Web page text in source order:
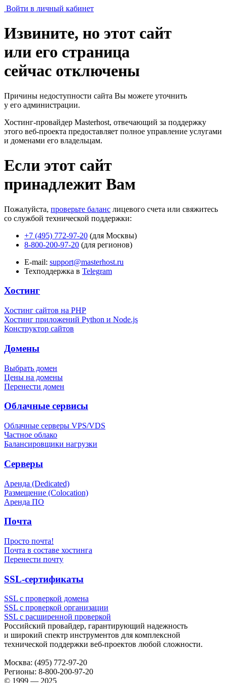
Войти в личный кабинет
Извините, но этот сайт
или его страница
сейчас отключены
Причины недоступности сайта Вы можете уточнить
у его администрации.
Хостинг-провайдер Masterhost, отвечающий за поддержку
этого веб-проекта предоставляет полное управление услугами
и доменами его владельцам.
Если этот сайт
принадлежит Вам
Пожалуйста, проверьте баланс лицевого счета или свяжитесь
со службой технической поддержки:
+7 (495) 772-97-20 (для Москвы)
8-800-200-97-20 (для регионов)
E-mail: support@masterhost.ru
Техподдержка в Telegram
Хостинг
Хостинг сайтов на PHP
Хостинг приложений Python и Node.js
Конструктор сайтов
Домены
Выбрать домен
Цены на домены
Перенести домен
Облачные сервисы
Облачные серверы VPS/VDS
Частное облако
Балансировщики нагрузки
Серверы
Аренда (Dedicated)
Размещение (Colocation)
Аренда ПО
Почта
Просто почта!
Почта в составе хостинга
Перенести почту
SSL-сертификаты
SSL с проверкой домена
SSL с проверкой организации
SSL с расширенной проверкой
Российский провайдер, гарантирующий надежность
и широкий спектр инструментов для комплексной
технической поддержки веб-проектов любой сложности.
Москва: (495) 772-97-20
Регионы: 8-800-200-97-20
© 1999 — 2025